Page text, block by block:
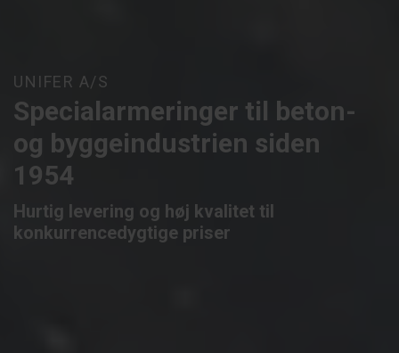
UNIFER A/S
Specialarmeringer til beton-
og byggeindustrien siden
1954
Hurtig levering og høj kvalitet til
konkurrencedygtige priser